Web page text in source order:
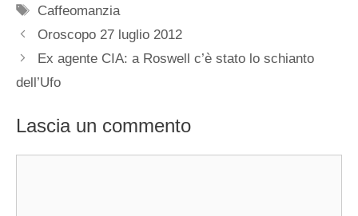
Tag
Caffeomanzia
Oroscopo 27 luglio 2012
Ex agente CIA: a Roswell c’è stato lo schianto
dell’Ufo
Lascia un commento